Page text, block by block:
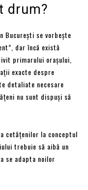
drum?
București se vorbește
dar încă există
primarului orașului,
exacte despre
detaliate necesare
nu sunt dispuși să
cetățenilor la conceptul
trebuie să aibă un
se adapta noilor